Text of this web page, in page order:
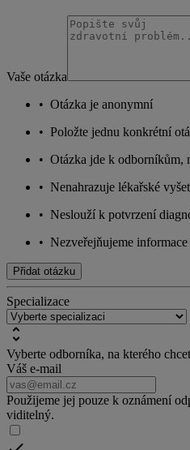
Vaše otázka
• Otázka je anonymní
• Položte jednu konkrétní
• Otázka jde k odborníkům,
• Nenahrazuje lékařské
• Neslouží k potvrzení
• Nezveřejňujeme
Přidat otázku
Specializace
Vyberte odborníka, na kterého
Váš e-mail
Použijeme jej pouze k oznámení
viditelný.